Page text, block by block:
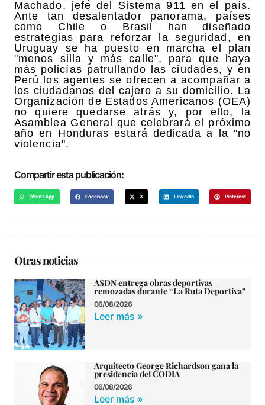
Machado, jefe del Sistema 911 en el país.
Ante tan desalentador panorama, países
como Chile o Brasil han diseñado
estrategias para reforzar la seguridad, en
Uruguay se ha puesto en marcha el plan
"menos silla y más calle", para que haya
más policías patrullando las ciudades, y en
Perú los agentes se ofrecen a acompañar a
los ciudadanos del cajero a su domicilio. La
Organización de Estados Americanos (OEA)
no quiere quedarse atrás y, por ello, la
Asamblea General que celebrará el próximo
año en Honduras estará dedicada a la "no
violencia".
Compartir esta publicación:
WhatsApp Facebook X LinkedIn Pinterest
Otras noticias
ASDN entrega obras deportivas
remozadas durante “La Ruta Deportiva”
06/08/2026
Leer más »
Arquitecto George Richardson gana la
presidencia del CODIA
06/08/2026
Leer más »